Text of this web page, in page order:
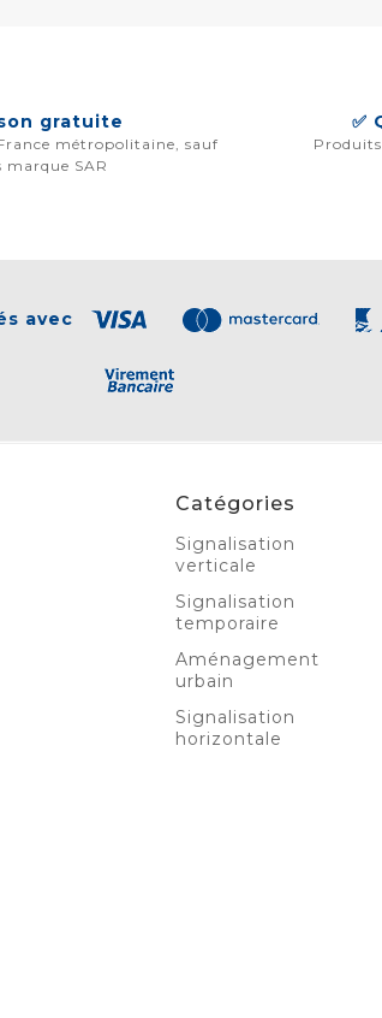
gratuite
métropolitaine, sauf
marque SAR
✅
avec
Catégories
Signalisation
verticale
Signalisation
temporaire
Aménagement
urbain
Signalisation
horizontale